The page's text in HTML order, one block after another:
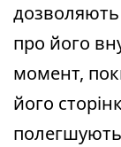
дозволяють
про його
момент,
його
полегшують